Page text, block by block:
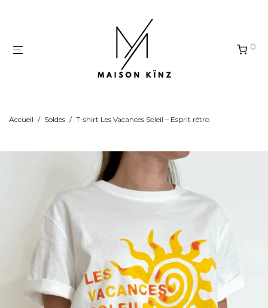
0
Accueil / Soldes / T-shirt Les Vacances Soleil – Esprit rétro